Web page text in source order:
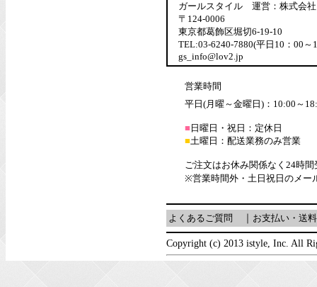
ガールスタイル 運営：株式会
〒124-0006
東京都葛飾区堀切6-19-10
TEL:03-6240-7880(平日10：00～
gs_info@lov2.jp
営業時間
平日(月曜～金曜日)：10:00～
■ 日曜日・祝日：定休日
■土曜日：配送業務のみ営業
ご注文はお休み関係なく24時
※営業時間外・土日祝日のメー
よくあるご質問 お支払い・送料
Copyright (c) 2013 istyle, Inc. All